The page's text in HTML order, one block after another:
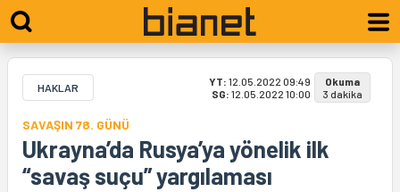
HAKLAR YT: 12.05.2022 09:49
SG: 12.05.2022 10:00
Okuma
3 dakika
SAVAŞIN 78. GÜNÜ
Ukrayna’da Rusya’ya yönelik ilk
“savaş suçu” yargılaması